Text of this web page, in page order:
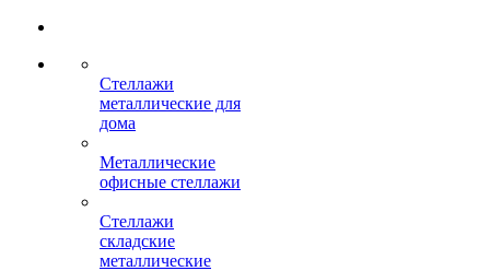
Стеллажи
металлические для
дома
Металлические
офисные стеллажи
Стеллажи
складские
металлические